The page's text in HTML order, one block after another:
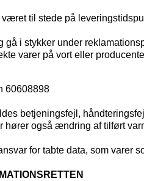
til stede på
gå i stykker under
varer på vort eller
60608898
betjeningsfejl,
hører også ændring af tilført
for tabte data, som varer